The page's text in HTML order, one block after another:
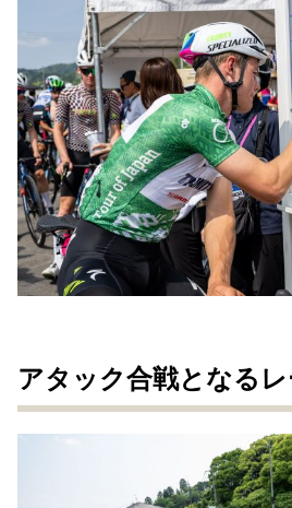
アタック合戦となる